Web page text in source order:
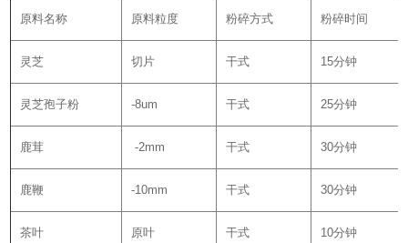
原料名称 原料粒度 粉碎方式 粉碎时间
灵芝 切片 干式 15分钟
灵芝孢子粉 -8um 干式 25分钟
鹿茸 -2mm 干式 30分钟
鹿鞭 -10mm 干式 30分钟
茶叶 原叶 干式 10分钟